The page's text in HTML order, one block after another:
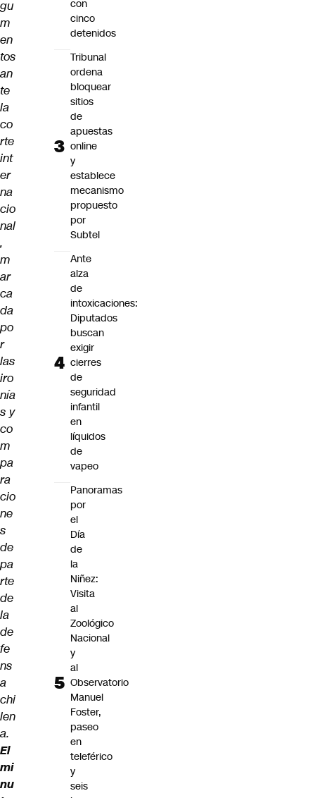
gu
m
en
tos
an
te
la
co
rte
int
er
na
cio
nal
,
m
ar
ca
da
po
r
las
iro
nía
s y
co
m
pa
ra
cio
ne
s
de
pa
rte
de
la
de
fe
ns
a
chi
len
a.
El
mi
nu
con
cinco
detenidos
Tribunal
ordena
bloquear
sitios
de
apuestas
online
y
establece
mecanismo
propuesto
por
Subtel
Ante
alza
de
intoxicaciones:
Diputados
buscan
exigir
cierres
de
seguridad
infantil
en
líquidos
de
vapeo
Panoramas
por
el
Día
de
la
Niñez:
Visita
al
Zoológico
Nacional
y
al
Observatorio
Manuel
Foster,
paseo
en
teleférico
y
seis